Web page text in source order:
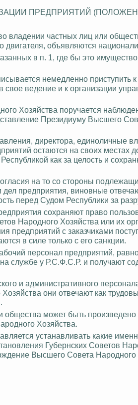
ПРЕДПРИЯТИЙ
владении частных лиц или
двигателя, объявляются
в п. 1, где бы это
немедленно приступить
свое ведение и к организации
Хозяйства поручается
Президиуму Высшего
директора, единоличные
остаются на своих местах
как за целость и
на то со стороны
предприятия, виновные
перед Судом Республики за
сохраняют право
Народного Хозяйства или их
предприятий с заказчиками
в силе только с его санкции.
персонал предприятий,
службе у Р.С.Ф.С.Р. и получают
и административного
они отвечают как
общества может быть
Хозяйства.
устанавливать какие
Губернских Советов
Высшего Совета Народного